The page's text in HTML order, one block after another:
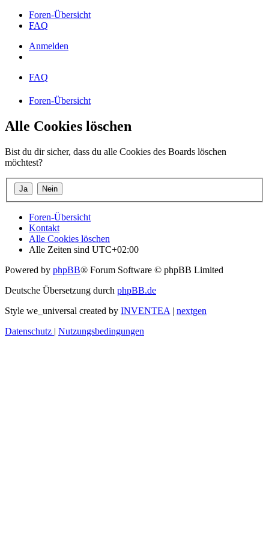
Foren-Übersicht
FAQ
Anmelden
FAQ
Foren-Übersicht
Alle Cookies löschen
Bist du dir sicher, dass du alle Cookies des Boards löschen
möchtest?
Foren-Übersicht
Kontakt
Alle Cookies löschen
Alle Zeiten sind UTC+02:00
Powered by phpBB® Forum Software © phpBB Limited
Deutsche Übersetzung durch phpBB.de
Style we_universal created by INVENTEA | nextgen
Datenschutz | Nutzungsbedingungen